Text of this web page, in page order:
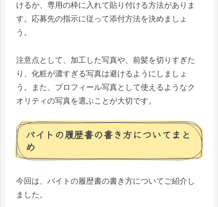
けるか、専用の枠に入れて貼り付ける方法がありま
す。応募先の指示に従って添付方法を決めましょ
う。
注意点として、加工した写真や、前髪を切りすぎた
り、化粧が濃すぎる写真は避けるようにしましょ
う。また、プロフィール写真として使えるようなク
オリティの写真を選ぶことが大切です。
バイトの履歴書の書き方についてまと
め
今回は、バイトの履歴書の書き方についてご紹介し
ました。